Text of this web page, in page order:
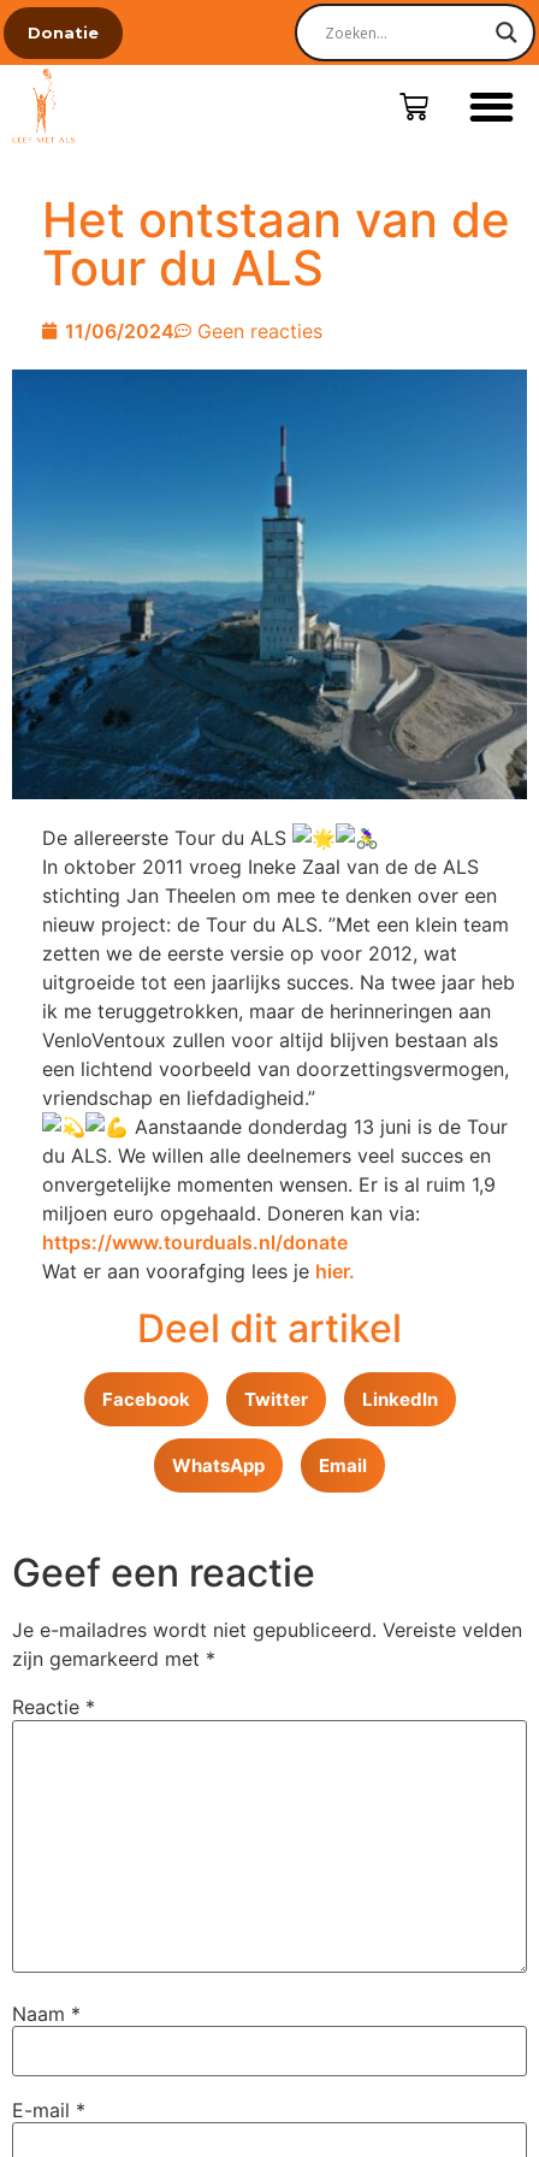
Donatie
Het ontstaan van de
Tour du ALS
11/06/2024 Geen reacties
De allereerste Tour du ALS
In oktober 2011 vroeg Ineke Zaal van de de ALS
stichting Jan Theelen om mee te denken over een
nieuw project: de Tour du ALS. ”Met een klein team
zetten we de eerste versie op voor 2012, wat
uitgroeide tot een jaarlijks succes. Na twee jaar heb
ik me teruggetrokken, maar de herinneringen aan
VenloVentoux zullen voor altijd blijven bestaan als
een lichtend voorbeeld van doorzettingsvermogen,
vriendschap en liefdadigheid.”
Aanstaande donderdag 13 juni is de Tour
du ALS. We willen alle deelnemers veel succes en
onvergetelijke momenten wensen. Er is al ruim 1,9
miljoen euro opgehaald. Doneren kan via:
https://www.tourduals.nl/donate
Wat er aan voorafging lees je hier.
Deel dit artikel
Facebook Twitter LinkedIn
WhatsApp Email
Geef een reactie
Je e-mailadres wordt niet gepubliceerd. Vereiste velden
zijn gemarkeerd met *
Reactie *
Naam *
E-mail *